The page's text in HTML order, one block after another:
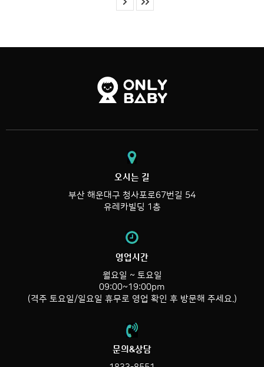
오시는 길
부산 해운대구 청사포로67번길 54
유레카빌딩 1층
영업시간
월요일 ~ 토요일
09:00~19:00pm
(격주 토요일/일요일 휴무로 영업 확인 후 방문해 주세요.)
문의&상담